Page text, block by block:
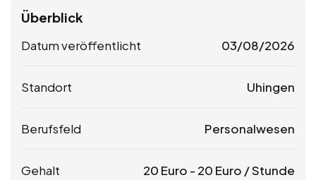
Überblick
Datum veröffentlicht 03/08/2026
Standort Uhingen
Berufsfeld Personalwesen
Gehalt 20 Euro - 20 Euro / Stunde